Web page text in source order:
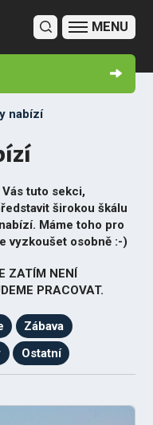
nabízí
tuto sekci,
širokou škálu
Máme toho pro
vyzkoušet osobně :-)
ZATÍM NENÍ
PRACOVAT.
Zábava
Ostatní